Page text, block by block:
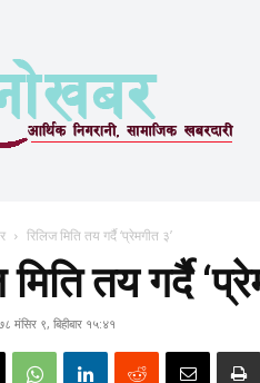
रिलिज मिति तय गर्दै ‘प्रेमगीत ३’
तय गर्दै
मंसिर ९, बिहीबार १५:४१